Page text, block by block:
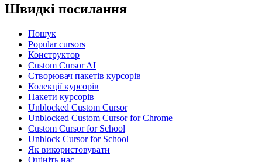
Швидкі посилання
Пошук
Popular cursors
Конструктор
Custom Cursor AI
Створювач пакетів курсорів
Колекції курсорів
Пакети курсорів
Unblocked Custom Cursor
Unblocked Custom Cursor for Chrome
Custom Cursor for School
Unblock Cursor for School
Як використовувати
Оцініть нас